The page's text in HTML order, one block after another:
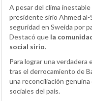
A pesar del clima
presidente sirio Ahmed al-
seguridad en Sweida por
Destacó que la
social sirio.
Para lograr una verdadera
tras el derrocamiento de
una reconciliación
sociales del país.